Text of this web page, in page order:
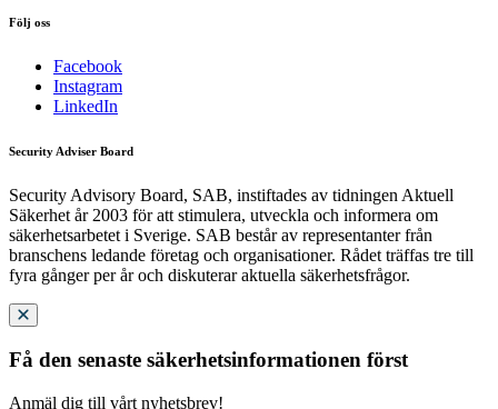
Följ oss
Facebook
Instagram
LinkedIn
Security Adviser Board
Security Advisory Board, SAB, instiftades av tidningen Aktuell
Säkerhet år 2003 för att stimulera, utveckla och informera om
säkerhetsarbetet i Sverige. SAB består av representanter från
branschens ledande företag och organisationer. Rådet träffas tre till
fyra gånger per år och diskuterar aktuella säkerhetsfrågor.
Få den senaste säkerhetsinformationen först
Anmäl dig till vårt nyhetsbrev!